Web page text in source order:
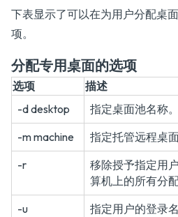
下表显示了可以在为用户分配桌
项。
分配专用桌面的选项
选项
描述
-d desktop
指定桌面池名称。
-m machine
指定托管远程桌
-r
移除授予指定用
算机上的所有分配
-u
指定用户的登录名